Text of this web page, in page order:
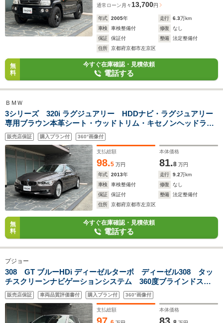
通常ローン 月々 13,700円
年式 2005年 走行 6.3万km
車検
車検整備付 修復
なし
保証
保証付 整備
法定整備付
住所
京都府京都市左京区
無
料
今すぐ在庫確認・見積依頼
電話する
ＢＭＷ
3シリーズ 320i ラグジュアリー HDDナビ・ラグジュアリー
専用ブラウン本革シート・ウッドトリム・キセノンヘッドライ
ト・デュアルエアコン・クルーズコントロール・DSC・前席パ
ワーシート・17インチAW・前後ドラレコ・盗難防止装置
販売店保証 購入プラン付 360°画像付
支払総額
98.5 万円
本体価格
81.8 万円
年式
2013年 走行 9.2万km
車検
車検整備付 修復
なし
保証
保証付 整備
法定整備付
住所
京都府京都市左京区
無
料
今すぐ在庫確認・見積依頼
電話する
プジョー
308 GT ブルーHDi ディーゼルターボ ディーゼル308 タッ
チスクリーンナビゲーションシステム 360度ブラインドスポ
ットモニター バックモニター アクティブセーフティブレー
キ クルーズコントロール GT専用シートステアリング GT
サスペンション
販売店保証 車両品質評価書付 購入プラン付 360°画像付
支払総額 本体価格